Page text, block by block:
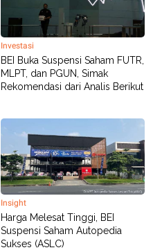
Investasi
BEI Buka Suspensi Saham FUTR,
MLPT, dan PGUN, Simak
Rekomendasi dari Analis Berikut
Insight
Harga Melesat Tinggi, BEI
Suspensi Saham Autopedia
Sukses (ASLC)